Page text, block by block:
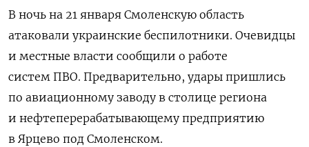
В ночь на 21 января Смоленскую область
атаковали украинские беспилотники. Очевидцы
и местные власти сообщили о работе
систем ПВО. Предварительно, удары пришлись
по авиационному заводу в столице региона
и нефтеперерабатывающему предприятию
в Ярцево под Смоленском.